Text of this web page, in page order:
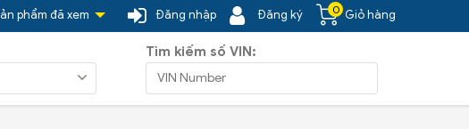
0 Giỏ hàng
Đăng ký
Đăng nhập
phẩm đã xem
Tìm kiếm số VIN: